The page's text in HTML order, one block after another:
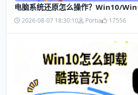
电脑系统还原怎么操作？Win10/
2026-08-07 18:30:10 Portia 17556